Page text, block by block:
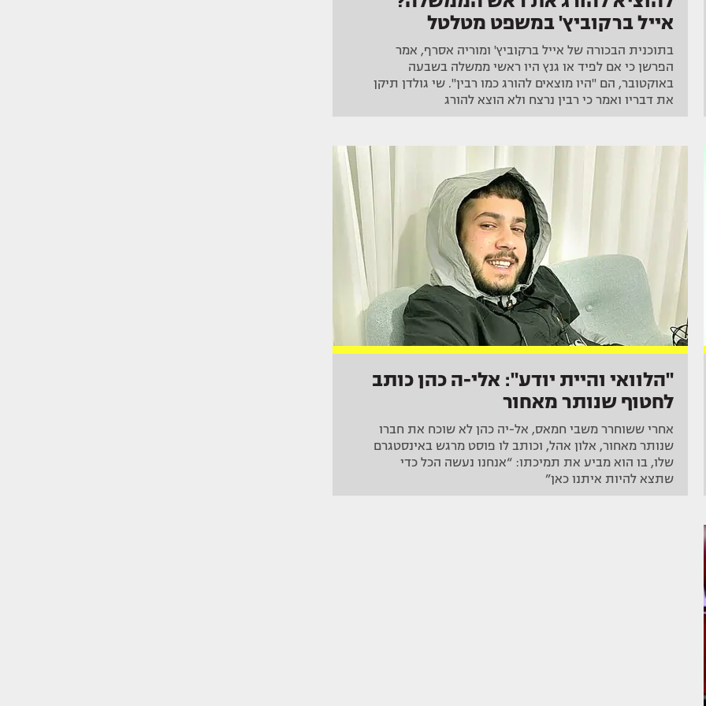
אייל ברקוביץ' במשפט מטלטל
בתוכנית הבכורה של אייל ברקוביץ' ומוריה אסרף, אמר
הפרשן כי אם לפיד או גנץ היו ראשי ממשלה בשבעה
באוקטובר, הם "היו מוצאים להורג כמו רבין". שי גולדן תיקן
את דבריו ואמר כי רבין נרצח ולא הוצא להורג
"הלוואי והיית יודע": אלי-ה כהן כותב
לחטוף שנותר מאחור
אחרי ששוחרר משבי חמאס, אל-יה כהן לא שוכח את חברו
שנותר מאחור, אלון אהל, וכותב לו פוסט מרגש באינסטגרם
שלו, בו הוא מביע את תמיכתו: “אנחנו נעשה הכל כדי
שתצא להיות איתנו כאן”